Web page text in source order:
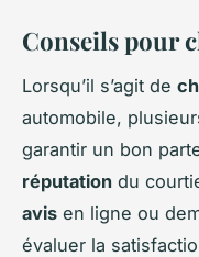
Conseils pour
Lorsqu’il s’agit de
automobile,
garantir un bon
réputation du
avis en ligne ou
évaluer la